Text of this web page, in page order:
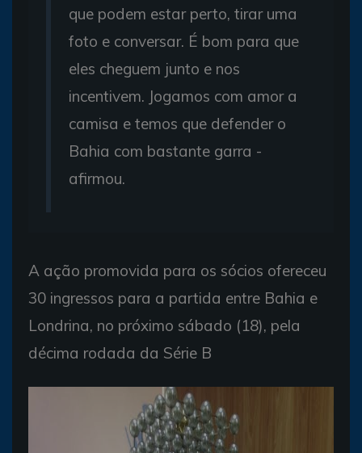
que podem estar perto, tirar uma
foto e conversar. É bom para que
eles cheguem junto e nos
incentivem. Jogamos com amor a
camisa e temos que defender o
Bahia com bastante garra -
afirmou.
A ação promovida para os sócios ofereceu
30 ingressos para a partida entre Bahia e
Londrina, no próximo sábado (18), pela
décima rodada da Série B